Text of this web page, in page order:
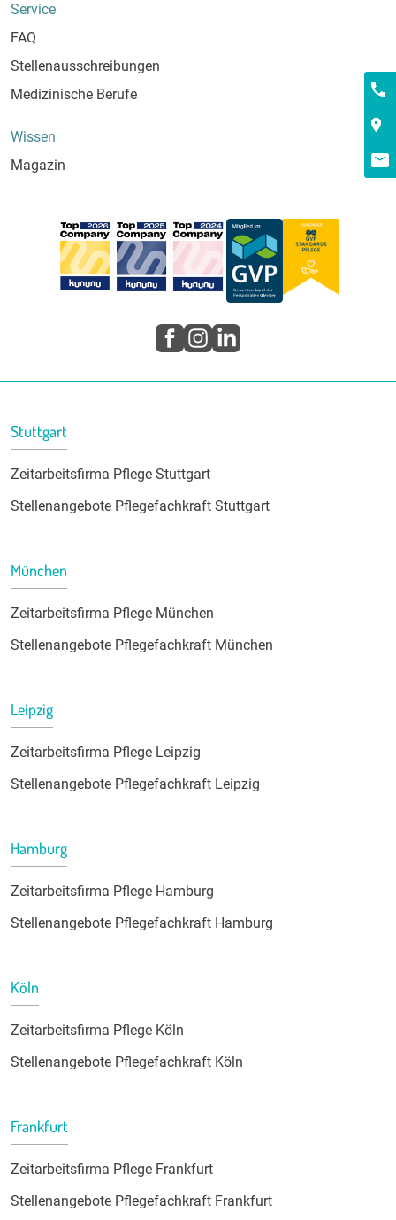
Service
FAQ
Stellenausschreibungen
Medizinische Berufe
Wissen
Magazin
Stuttgart
Zeitarbeitsfirma Pflege Stuttgart
Stellenangebote Pflegefachkraft Stuttgart
München
Zeitarbeitsfirma Pflege München
Stellenangebote Pflegefachkraft München
Leipzig
Zeitarbeitsfirma Pflege Leipzig
Stellenangebote Pflegefachkraft Leipzig
Hamburg
Zeitarbeitsfirma Pflege Hamburg
Stellenangebote Pflegefachkraft Hamburg
Köln
Zeitarbeitsfirma Pflege Köln
Stellenangebote Pflegefachkraft Köln
Frankfurt
Zeitarbeitsfirma Pflege Frankfurt
Stellenangebote Pflegefachkraft Frankfurt